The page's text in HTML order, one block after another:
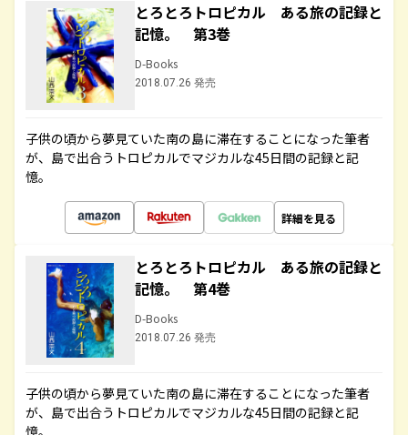
とろとろトロピカル ある旅の記録と
記憶。 第3巻
D-Books
2018.07.26 発売
子供の頃から夢見ていた南の島に滞在することになった筆者
が、島で出合うトロピカルでマジカルな45日間の記録と記
憶。
詳細を見る
とろとろトロピカル ある旅の記録と
記憶。 第4巻
D-Books
2018.07.26 発売
子供の頃から夢見ていた南の島に滞在することになった筆者
が、島で出合うトロピカルでマジカルな45日間の記録と記
憶。